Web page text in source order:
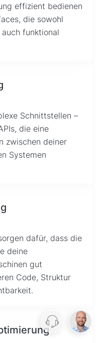
effizient bedienen
die sowohl
funktional
Schnittstellen –
die eine
zwischen deiner
Systemen
dafür, dass die
deine
gut
Code, Struktur